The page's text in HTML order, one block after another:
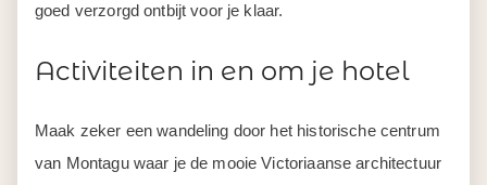
goed verzorgd ontbijt voor je klaar.
Activiteiten in en om je hotel
Maak zeker een wandeling door het historische centrum
van Montagu waar je de mooie Victoriaanse architectuur